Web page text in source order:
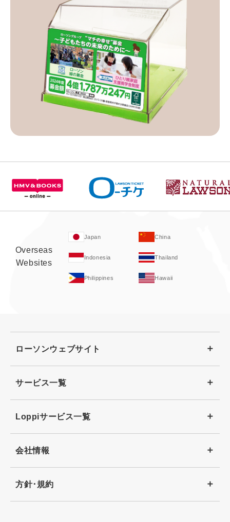
Overseas
Websites
Japan China
Indonesia Thailand
Philippines Hawaii
ローソンウェブサイト
サービス一覧
Loppiサービス一覧
会社情報
方針･規約